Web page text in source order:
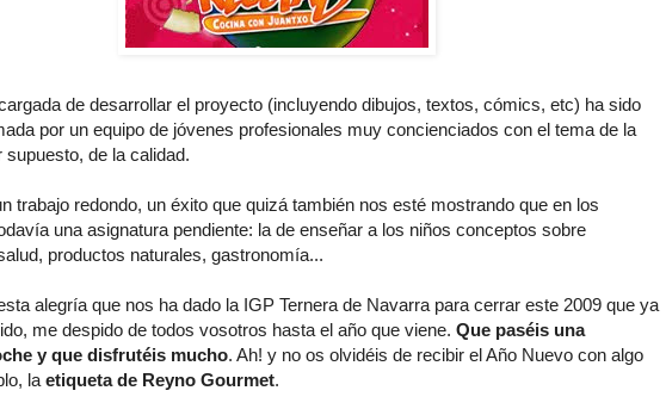
de desarrollar el proyecto (incluyendo dibujos, textos, cómics, etc) ha sido
por un equipo de jóvenes profesionales muy concienciados con el tema de la
supuesto, de la calidad.
trabajo redondo, un éxito que quizá también nos esté mostrando que en los
una asignatura pendiente: la de enseñar a los niños conceptos sobre
productos naturales, gastronomía...
alegría que nos ha dado la IGP Ternera de Navarra para cerrar este 2009 que ya
me despido de todos vosotros hasta el año que viene. Que paséis una
y que disfrutéis mucho. Ah! y no os olvidéis de recibir el Año Nuevo con algo
la etiqueta de Reyno Gourmet.